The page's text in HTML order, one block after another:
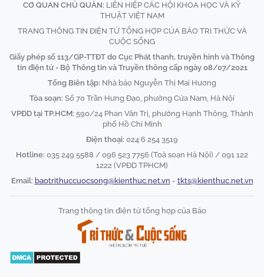
CƠ QUAN CHỦ QUẢN: LIÊN HIỆP CÁC HỘI KHOA HỌC VÀ KỸ
THUẬT VIỆT NAM
TRANG THÔNG TIN ĐIỆN TỬ TỔNG HỢP CỦA BÁO TRI THỨC VÀ
CUỘC SỐNG
Giấy phép số 113/GP-TTĐT do Cục Phát thanh, truyền hình và Thông
tin điện tử - Bộ Thông tin và Truyền thông cấp ngày 08/07/2021
Tổng Biên tập: Nhà báo Nguyễn Thị Mai Hương
Tòa soạn: Số 70 Trần Hưng Đạo, phường Cửa Nam, Hà Nội
VPĐD tại TP.HCM: 590/24 Phan Văn Trị, phường Hạnh Thông, Thành
phố Hồ Chí Minh
Điện thoại: 024 6 254 3519
Hotline: 035 249 5588 / 096 523 7756 (Toà soạn Hà Nội) / 091 122
1222 (VPĐD TPHCM)
Email: baotrithuccuocsong@kienthuc.net.vn - tkts@kienthuc.net.vn
Trang thông tin điện tử tổng hợp của Báo